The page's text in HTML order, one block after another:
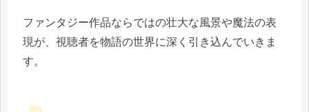
ファンタジー作品ならではの壮大な風景や魔法の表
現が、視聴者を物語の世界に深く引き込んでいきま
す。